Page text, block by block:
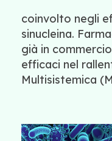
coinvolto negli
sinucleina.
già in
efficaci nel
Multisistemica